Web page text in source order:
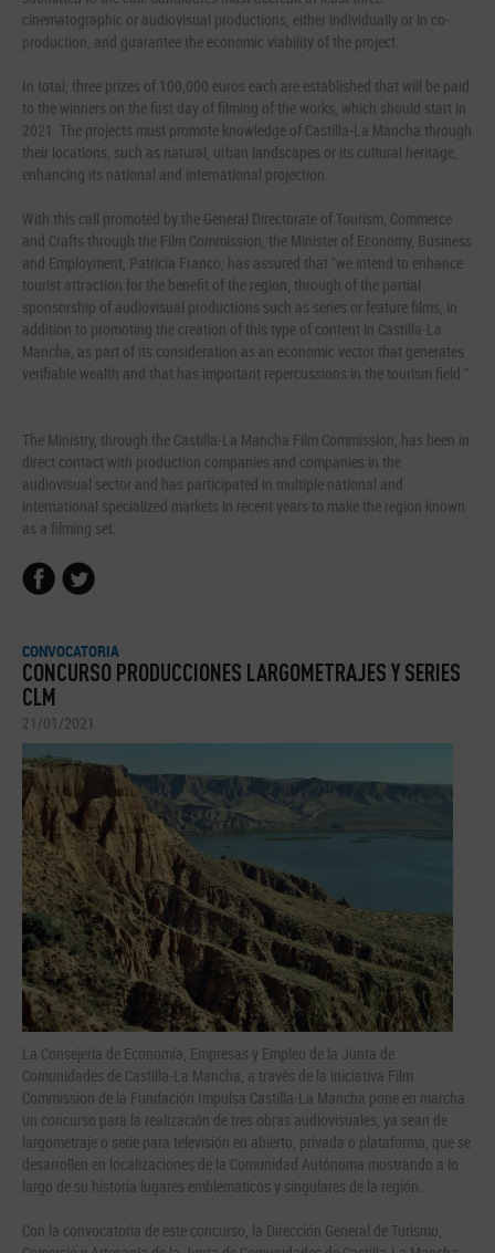
cinematographic or audiovisual productions, either individually or in co-
production, and guarantee the economic viability of the project.
In total, three prizes of 100,000 euros each are established that will be paid
to the winners on the first day of filming of the works, which should start in
2021. The projects must promote knowledge of Castilla-La Mancha through
their locations, such as natural, urban landscapes or its cultural heritage,
enhancing its national and international projection.
With this call promoted by the General Directorate of Tourism, Commerce
and Crafts through the Film Commission, the Minister of Economy, Business
and Employment, Patricia Franco, has assured that "we intend to enhance
tourist attraction for the benefit of the region, through of the partial
sponsorship of audiovisual productions such as series or feature films, in
addition to promoting the creation of this type of content in Castilla-La
Mancha, as part of its consideration as an economic vector that generates
verifiable wealth and that has important repercussions in the tourism field "
The Ministry, through the Castilla-La Mancha Film Commission, has been in
direct contact with production companies and companies in the
audiovisual sector and has participated in multiple national and
international specialized markets in recent years to make the region known
as a filming set.
CONVOCATORIA
CONCURSO PRODUCCIONES LARGOMETRAJES Y SERIES
CLM
21/01/2021
La Consejería de Economía, Empresas y Empleo de la Junta de
Comunidades de Castilla-La Mancha, a través de la iniciativa Film
Commission de la Fundación Impulsa Castilla-La Mancha pone en marcha
un concurso para la realización de tres obras audiovisuales, ya sean de
largometraje o serie para televisión en abierto, privada o plataforma, que se
desarrollen en localizaciones de la Comunidad Autónoma mostrando a lo
largo de su historia lugares emblemáticos y singulares de la región.
Con la convocatoria de este concurso, la Dirección General de Turismo,